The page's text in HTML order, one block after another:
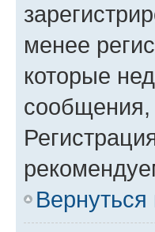
менее
которые
сообщения,
Вернуться